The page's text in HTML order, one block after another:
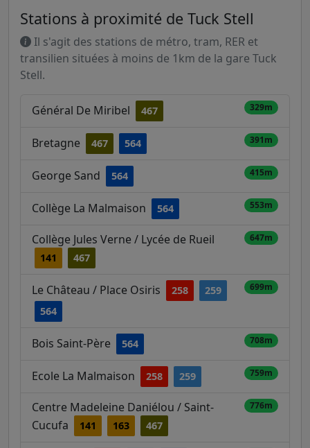
Stations à proximité de Tuck Stell
Il s'agit des stations de métro, tram, RER et
transilien situées à moins de 1km de la gare Tuck
Stell.
Général De Miribel 467 329m
Bretagne 467 564 391m
George Sand 564 415m
Collège La Malmaison 564 553m
Collège Jules Verne / Lycée de Rueil
141 467
647m
Le Château / Place Osiris 258
259
564
699m
Bois Saint-Père 564 708m
Ecole La Malmaison 258 259 759m
Centre Madeleine Daniélou / Saint-
Cucufa
141 163 467
776m